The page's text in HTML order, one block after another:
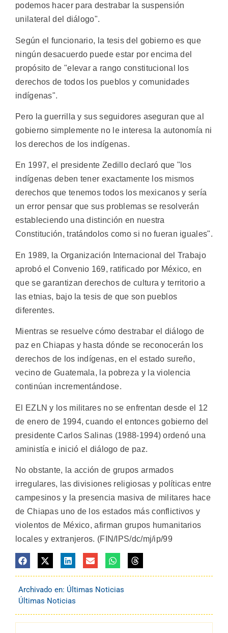
podemos hacer para destrabar la suspensión
unilateral del diálogo".
Según el funcionario, la tesis del gobierno es que
ningún desacuerdo puede estar por encima del
propósito de "elevar a rango constitucional los
derechos de todos los pueblos y comunidades
indígenas".
Pero la guerrilla y sus seguidores aseguran que al
gobierno simplemente no le interesa la autonomía ni
los derechos de los indígenas.
En 1997, el presidente Zedillo declaró que "los
indígenas deben tener exactamente los mismos
derechos que tenemos todos los mexicanos y sería
un error pensar que sus problemas se resolverán
estableciendo una distinción en nuestra
Constitución, tratándolos como si no fueran iguales".
En 1989, la Organización Internacional del Trabajo
aprobó el Convenio 169, ratificado por México, en
que se garantizan derechos de cultura y territorio a
las etnias, bajo la tesis de que son pueblos
diferentes.
Mientras se resuelve cómo destrabar el diálogo de
paz en Chiapas y hasta dónde se reconocerán los
derechos de los indígenas, en el estado sureño,
vecino de Guatemala, la pobreza y la violencia
continúan incrementándose.
El EZLN y los militares no se enfrentan desde el 12
de enero de 1994, cuando el entonces gobierno del
presidente Carlos Salinas (1988-1994) ordenó una
aministía e inició el diálogo de paz.
No obstante, la acción de grupos armados
irregulares, las divisiones religiosas y políticas entre
campesinos y la presencia masiva de militares hace
de Chiapas uno de los estados más conflictivos y
violentos de México, afirman grupos humanitarios
locales y extranjeros. (FIN/IPS/dc/mj/ip/99
Archivado en: Últimas Noticias
Últimas Noticias